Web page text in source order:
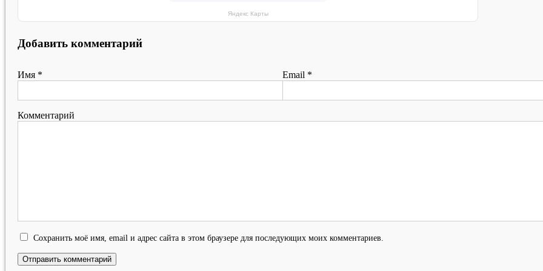
Яндекс Карты
Добавить комментарий
Имя * Email *
Комментарий
Сохранить моё имя, email и адрес сайта в этом браузере для последующих моих комментариев.